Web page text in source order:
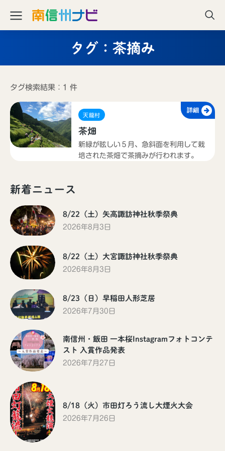
タグ：茶摘み
タグ検索結果：1 件
詳細
天龍村
茶畑
新緑が眩しい５月、急斜面を利用して栽
培された茶畑で茶摘みが行われます。
新着ニュース
8/22（土）矢高諏訪神社秋季祭典
2026年8月3日
8/22（土）大宮諏訪神社秋季祭典
2026年8月3日
8/23（日）早稲田人形芝居
2026年7月30日
南信州・飯田 一本桜Instagramフォトコンテ
スト 入賞作品発表
2026年7月27日
8/18（火）市田灯ろう流し大煙火大会
2026年7月26日